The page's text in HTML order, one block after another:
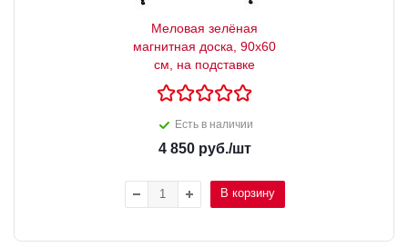
Меловая зелёная
магнитная доска, 90х60
см, на подставке
Есть в наличии
4 850руб./шт
В корзину